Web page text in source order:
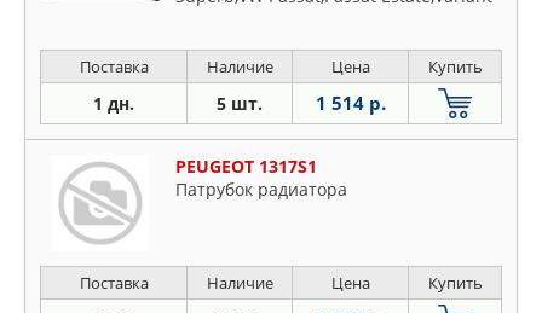
Поставка Наличие Цена Купить
1 дн. 5 шт. 1 514 р.
PEUGEOT 1317S1
Патрубок радиатора
Поставка Наличие Цена Купить